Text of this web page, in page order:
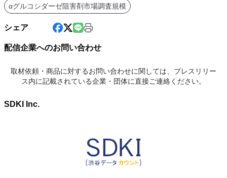
αグルコシダーゼ阻害剤市場調査規模
シェア
配信企業へのお問い合わせ
取材依頼・商品に対するお問い合わせに関しては、プレスリリー
ス内に記載されている企業・団体に直接ご連絡ください。
SDKI Inc.